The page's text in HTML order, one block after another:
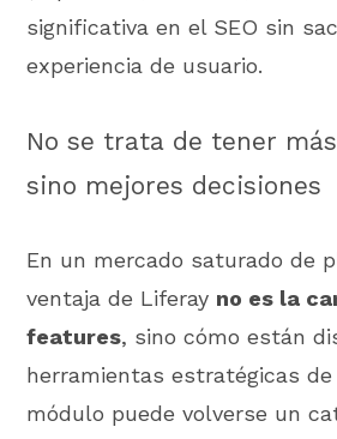
significativa en el SEO sin
experiencia de usuario.
No se trata de tener
sino mejores decisiones
En un mercado saturado de
ventaja de Liferay no es la
features, sino cómo están
herramientas estratégicas de
módulo puede volverse un